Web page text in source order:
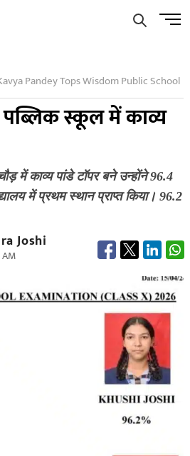
Menu
Pandey Tops Wisdom Public School
पब्लिक स्कूल में काव्य
में काव्य पांडे टॉपर बने उन्होंने 96.4
में प्रथम स्थान प्राप्त किया। 96.2
Joshi